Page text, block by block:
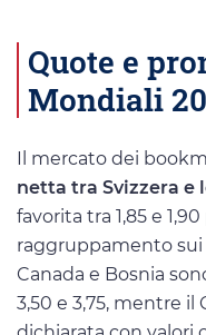
Quote e
Mondiali
Il mercato dei
netta tra Svizzera e
favorita tra 1,85 e
raggruppamento
Canada e Bosnia
3,50 e 3,75, mentre il